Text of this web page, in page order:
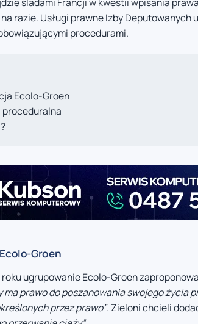
razie. Usługi prawne Izby Deputowanych
procedurami.
Ecolo-Groen
proceduralna
Groen
ugrupowanie Ecolo-Groen
ma prawo do poszanowania swojego
przez prawo”. Zieloni chcieli